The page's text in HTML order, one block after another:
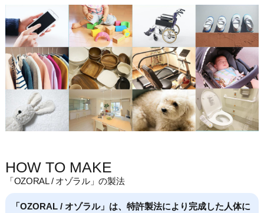
HOW TO MAKE
「OZORAL / オゾラル」の製法
「OZORAL / オゾラル」は、特許製法により完成した人体に